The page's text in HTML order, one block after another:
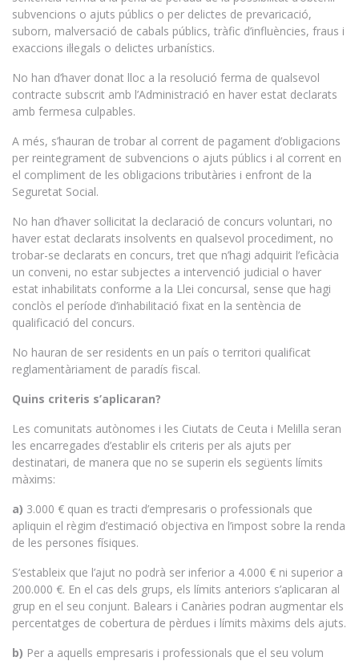
subvencions o ajuts públics o per delictes de prevaricació,
suborn, malversació de cabals públics, tràfic d’influències, fraus i
exaccions il·legals o delictes urbanístics.
No han d’haver donat lloc a la resolució ferma de qualsevol
contracte subscrit amb l’Administració en haver estat declarats
amb fermesa culpables.
A més, s’hauran de trobar al corrent de pagament d’obligacions
per reintegrament de subvencions o ajuts públics i al corrent en
el compliment de les obligacions tributàries i enfront de la
Seguretat Social.
No han d’haver sol·licitat la declaració de concurs voluntari, no
haver estat declarats insolvents en qualsevol procediment, no
trobar-se declarats en concurs, tret que n’hagi adquirit l’eficàcia
un conveni, no estar subjectes a intervenció judicial o haver
estat inhabilitats conforme a la Llei concursal, sense que hagi
conclòs el període d’inhabilitació fixat en la sentència de
qualificació del concurs.
No hauran de ser residents en un país o territori qualificat
reglamentàriament de paradís fiscal.
Quins criteris s’aplicaran?
Les comunitats autònomes i les Ciutats de Ceuta i Melilla seran
les encarregades d’establir els criteris per als ajuts per
destinatari, de manera que no se superin els següents límits
màxims:
a) 3.000 € quan es tracti d’empresaris o professionals que
apliquin el règim d’estimació objectiva en l’impost sobre la renda
de les persones físiques.
S’estableix que l’ajut no podrà ser inferior a 4.000 € ni superior a
200.000 €. En el cas dels grups, els límits anteriors s’aplicaran al
grup en el seu conjunt. Balears i Canàries podran augmentar els
percentatges de cobertura de pèrdues i límits màxims dels ajuts.
b) Per a aquells empresaris i professionals que el seu volum